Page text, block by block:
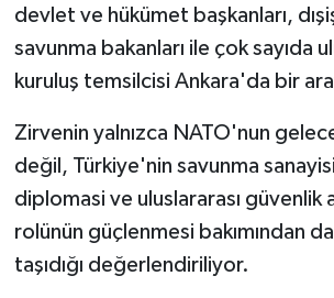
devlet ve hükümet başkanları,
savunma bakanları ile çok sayıda
kuruluş temsilcisi Ankara'da bir
Zirvenin yalnızca NATO'nun
değil, Türkiye'nin savunma
diplomasi ve uluslararası güvenlik
rolünün güçlenmesi bakımından
taşıdığı değerlendiriliyor.